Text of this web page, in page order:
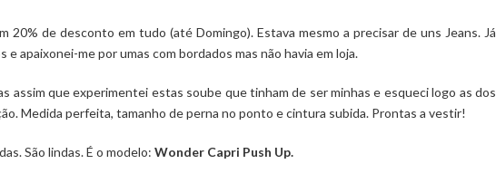
20% de desconto em tudo (até Domingo). Estava mesmo a precisar de uns Jeans. Já
apaixonei-me por umas com bordados mas não havia em loja.
assim que experimentei estas soube que tinham de ser minhas e esqueci logo as dos
Medida perfeita, tamanho de perna no ponto e cintura subida. Prontas a vestir!
São lindas. É o modelo: Wonder Capri Push Up.